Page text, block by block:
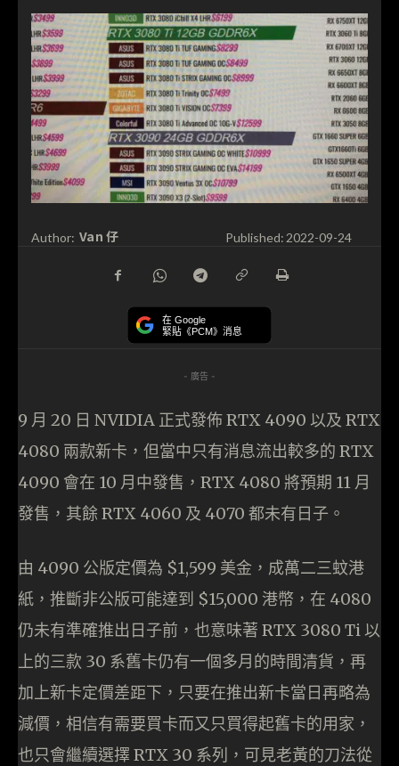
Author: Van 仔 Published: 2022-09-24
在 Google
緊貼《PCM》消息
- 廣告 -
9 月 20 日 NVIDIA 正式發佈 RTX 4090 以及 RTX
4080 兩款新卡，但當中只有消息流出較多的 RTX
4090 會在 10 月中發售，RTX 4080 將預期 11 月
發售，其餘 RTX 4060 及 4070 都未有日子。
由 4090 公版定價為 $1,599 美金，成萬二三蚊港
紙，推斷非公版可能達到 $15,000 港幣，在 4080
仍未有準確推出日子前，也意味著 RTX 3080 Ti 以
上的三款 30 系舊卡仍有一個多月的時間清貨，再
加上新卡定價差距下，只要在推出新卡當日再略為
減價，相信有需要買卡而又只買得起舊卡的用家，
也只會繼續選擇 RTX 30 系列，可見老黃的刀法從